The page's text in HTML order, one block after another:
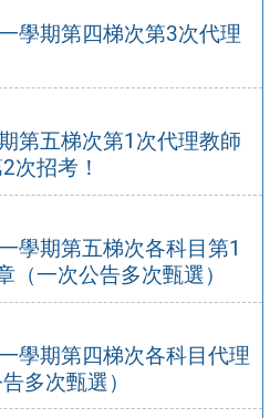
學期第四梯次第3次代理
第五梯次第1次代理教師
次招考！
學期第五梯次各科目第1
（一次公告多次甄選）
學期第四梯次各科目代理
多次甄選）